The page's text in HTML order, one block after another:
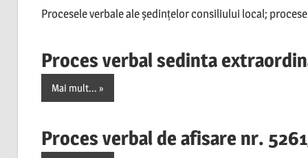
Procesele verbale ale ședințelor consiliului local;
Proces verbal sedinta
Mai mult...
Proces verbal de afisare nr.